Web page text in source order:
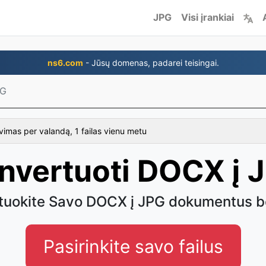
JPG Visi įrankiai
ns6.com - Jūsų domenas, padarei teisingai.
per valandą, 1 failas vienu metu
DOCX į
Savo DOCX į JPG dokumentus
Pasirinkite savo failus